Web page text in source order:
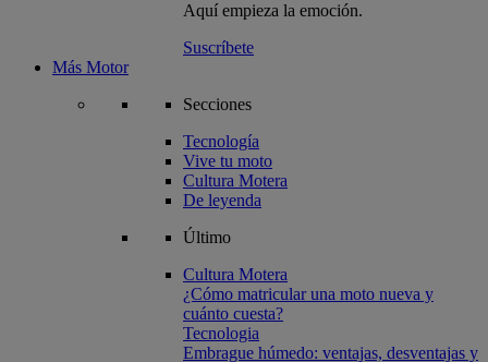
Aquí empieza la emoción.
Suscríbete
Más Motor
Secciones
Tecnología
Vive tu moto
Cultura Motera
De leyenda
Último
Cultura Motera
¿Cómo matricular una moto nueva y
cuánto cuesta?
Tecnologia
Embrague húmedo: ventajas, desventajas y